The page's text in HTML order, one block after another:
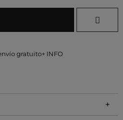
gratuito+ INFO
+